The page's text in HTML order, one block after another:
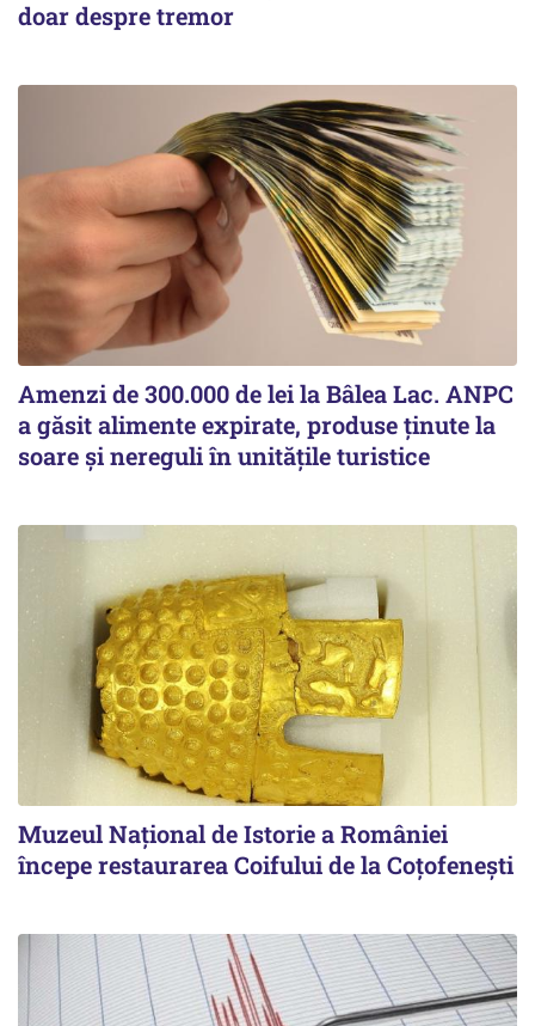
doar despre tremor
Amenzi de 300.000 de lei la Bâlea Lac. ANPC
a găsit alimente expirate, produse ținute la
soare și nereguli în unitățile turistice
Muzeul Național de Istorie a României
începe restaurarea Coifului de la Coțofenești